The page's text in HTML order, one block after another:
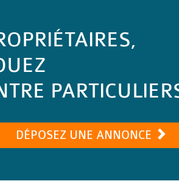
DÉPOSEZ UNE ANNONCE